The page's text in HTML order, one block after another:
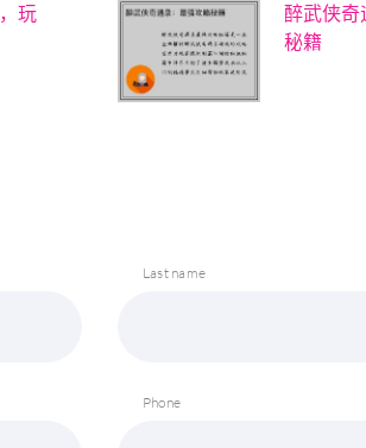
玩
醉武侠奇
秘籍
Last name
Phone